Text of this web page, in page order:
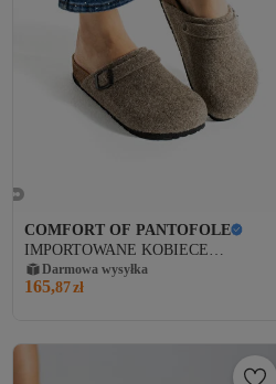
COMFORT OF PANTOFOLE
IMPORTOWANE KOBIECE
DOMOWE KAPCIE
Darmowa wysyłka
165,87zł